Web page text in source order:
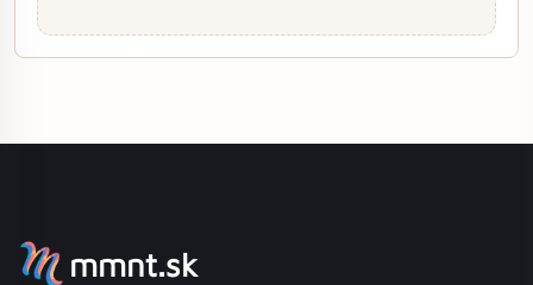
mmnt.sk